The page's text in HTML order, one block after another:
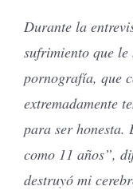
Durante la
sufrimiento que
pornografía, que
extremadamente
para ser honesta.
como 11 años”,
destruyó mi